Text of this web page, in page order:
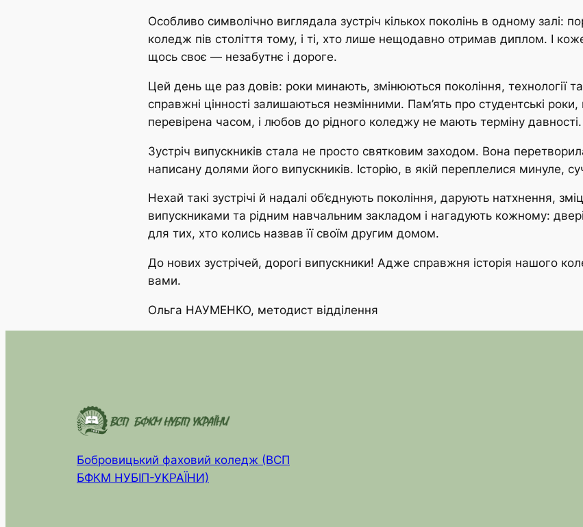
Особливо символічно виглядала зустріч кількох поколінь в одному залі:
коледж пів століття тому, і ті, хто лише нещодавно отримав диплом. І
щось своє — незабутнє і дороге.
Цей день ще раз довів: роки минають, змінюються покоління, технології
справжні цінності залишаються незмінними. Пам’ять про студентські
перевірена часом, і любов до рідного коледжу не мають терміну давності.
Зустріч випускників стала не просто святковим заходом. Вона
написану долями його випускників. Історію, в якій переплелися минуле,
Нехай такі зустрічі й надалі об’єднують покоління, дарують натхнення,
випускниками та рідним навчальним закладом і нагадують кожному:
для тих, хто колись назвав її своїм другим домом.
До нових зустрічей, дорогі випускники! Адже справжня історія нашого
вами.
Ольга НАУМЕНКО, методист відділення
Бобровицький фаховий коледж (ВСП
БФКМ НУБІП-УКРАЇНИ)